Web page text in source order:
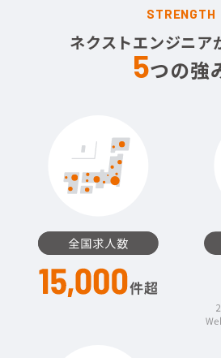
STRENGTH
ネクストエンジニア
5つの強